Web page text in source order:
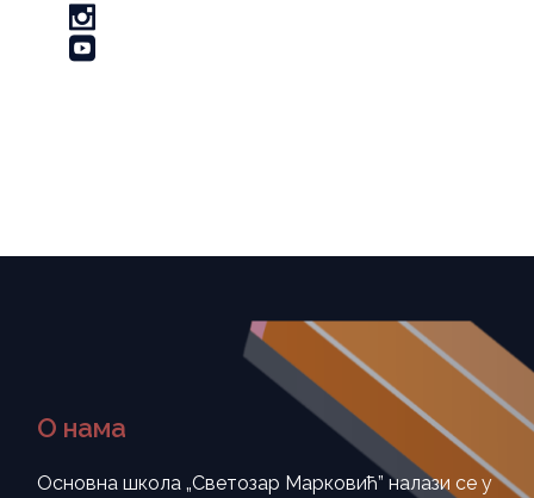
О нама
Основна школа „Светозар Марковић” налази се у